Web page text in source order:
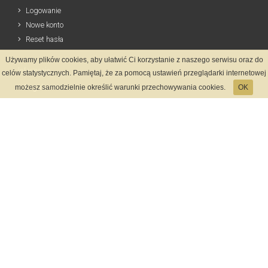
Logowanie
Nowe konto
Reset hasła
Informacje
Regulamin
Używamy plików cookies, aby ułatwić Ci korzystanie z naszego serwisu oraz do
celów statystycznych. Pamiętaj, że za pomocą ustawień przeglądarki internetowej
możesz samodzielnie określić warunki przechowywania cookies.
OK